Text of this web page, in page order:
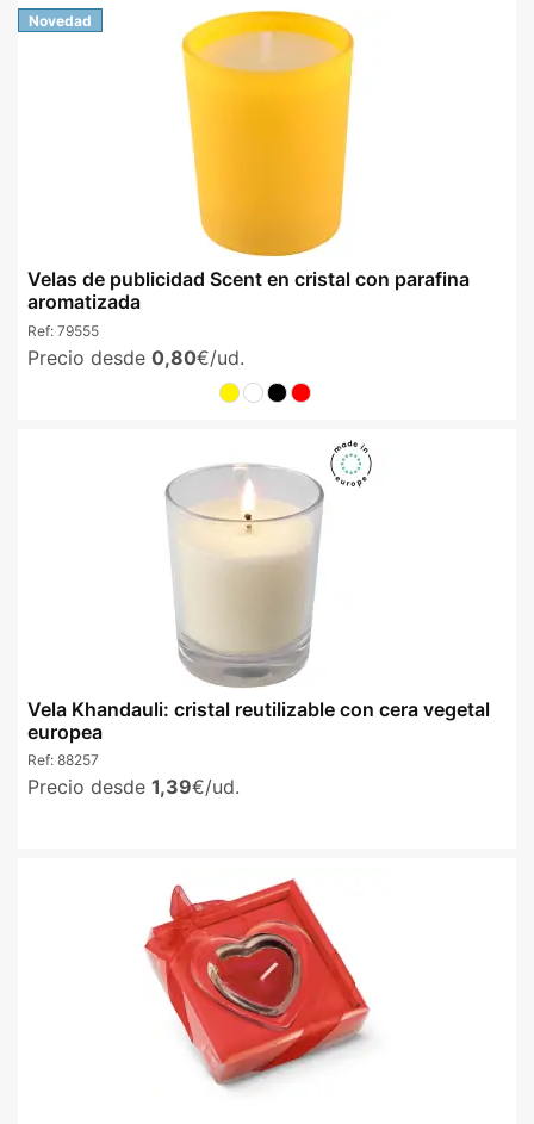
Novedad
Velas de publicidad Scent en cristal con parafina
aromatizada
Ref: 79555
Precio desde 0,80€/ud.
Vela Khandauli: cristal reutilizable con cera vegetal
europea
Ref: 88257
Precio desde 1,39€/ud.